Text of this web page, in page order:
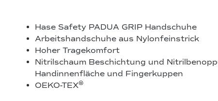
Hase Safety PADUA GRIP Handschuhe
Arbeitshandschuhe aus Nylonfeinstrick
Hoher Tragekomfort
Nitrilschaum Beschichtung und
Handinnenfläche und Fingerkuppen
OEKO-TEX®